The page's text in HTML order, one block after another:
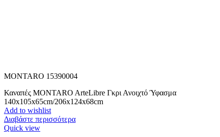
MONTARO 15390004
Καναπές MONTARO ArteLibre Γκρι Ανοιχτό Ύφασμα
140x105x65cm/206x124x68cm
Add to wishlist
Διαβάστε περισσότερα
Quick view